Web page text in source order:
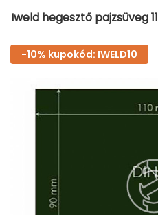
Iweld hegesztő pajzsüveg
-10% kupokód: IWELD10